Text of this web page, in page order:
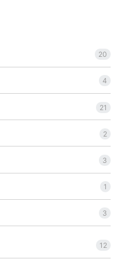
20
4
21
2
3
1
3
12